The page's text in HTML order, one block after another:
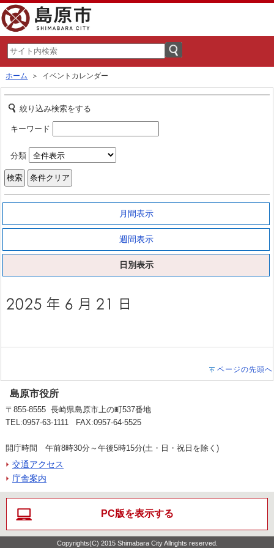
ホーム ＞ イベントカレンダー
絞り込み検索をする
キーワード
分類
月間表示
週間表示
日別表示
ページの先頭へ
島原市役所
〒855-8555 長崎県島原市上の町537番地
TEL:0957-63-1111 FAX:0957-64-5525
開庁時間 午前8時30分～午後5時15分(土・日・祝日を除く)
交通アクセス
庁舎案内
PC版を表示する
Copyrights(C) 2015 Shimabara City Allrights reserved.